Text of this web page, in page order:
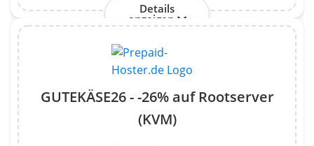
Details
anzeigen
GUTEKÄSE26 - -26% auf Rootserver
(KVM)